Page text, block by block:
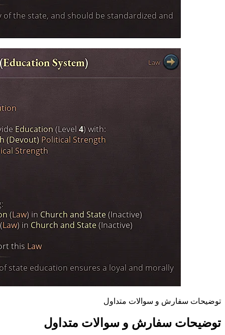
توضیحات سفارش و سوالات متداول
توضیحات سفارش و سوالات متداول